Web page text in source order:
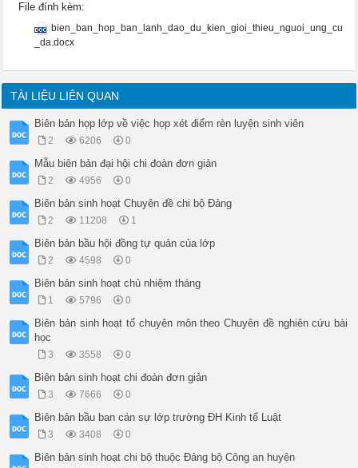
- Tổng số người được mời:.............................
- Tổng số người có
2. Cuộc họp đã dự kiến giới thiệu những người sau đây ứng
4. Cuộc họp nhất trí dự kiến giới thiệu những người sau đây
1. .............................
2. .............................
5. Cuộc họp kết thúc hồi..........giờ........
THƯ KÝ CUỘC HỌP
(Ký tên)
(Ghi rõ họ và tên)
(Ký tên, đóng dấu)
(Ghi rõ họ tên, chức vụ)
(1) Tên cơ quan, tổ chức, đơn vị.
(2) Trung ương, tỉnh, thành phố trực thuộc trung ương (cấp
File đính kèm:
bien_ban_hop_ban_lanh_dao_du_kien_gioi_thieu_nguoi_ung_cu
_da.docx
TÀI LIỆU LIÊN QUAN
Biên bản họp lớp về việc họp xét điểm rèn luyện sinh viên
2 6206 0
Mẫu biên bản đại hội chi đoàn đơn giản
2 4956 0
Biên bản sinh hoạt Chuyên đề chi bộ Đảng
2 11208 1
Biên bản bầu hội đồng tự quản của lớp
2 4598 0
Biên bản sinh hoạt chủ nhiệm tháng
1 5796 0
Biên bản sinh hoạt tổ chuyên môn theo Chuyên đề nghiên cứu bài
học
3 3558 0
Biên bản sinh hoạt chi đoàn đơn giản
3 7666 0
Biên bản bầu ban cán sự lớp trường ĐH Kinh tế Luật
3 3408 0
Biên bản sinh hoạt chi bộ thuộc Đảng bộ Công an huyện